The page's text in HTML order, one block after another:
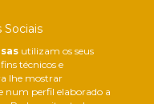
utilizam os seus
técnicos e
lhe mostrar
num perfil elaborado a